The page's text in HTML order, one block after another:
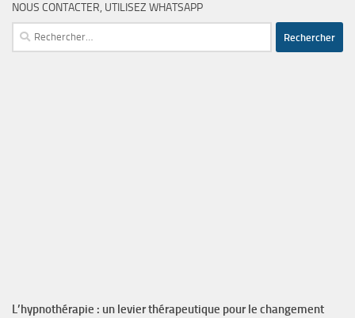
NOUS CONTACTER, UTILISEZ WHATSAPP
Rechercher :
L’hypnothérapie : un levier thérapeutique pour le changement